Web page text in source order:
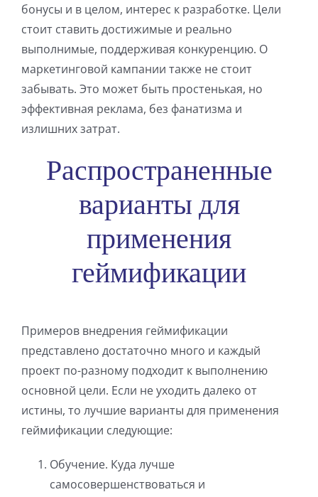
бонусы и в целом, интерес к разработке. Цели
стоит ставить достижимые и реально
выполнимые, поддерживая конкуренцию. О
маркетинговой кампании также не стоит
забывать. Это может быть простенькая, но
эффективная реклама, без фанатизма и
излишних затрат.
Распространенные
варианты для
применения
геймификации
Примеров внедрения геймификации
представлено достаточно много и каждый
проект по-разному подходит к выполнению
основной цели. Если не уходить далеко от
истины, то лучшие варианты для применения
геймификации следующие:
Обучение. Куда лучше
самосовершенствоваться и